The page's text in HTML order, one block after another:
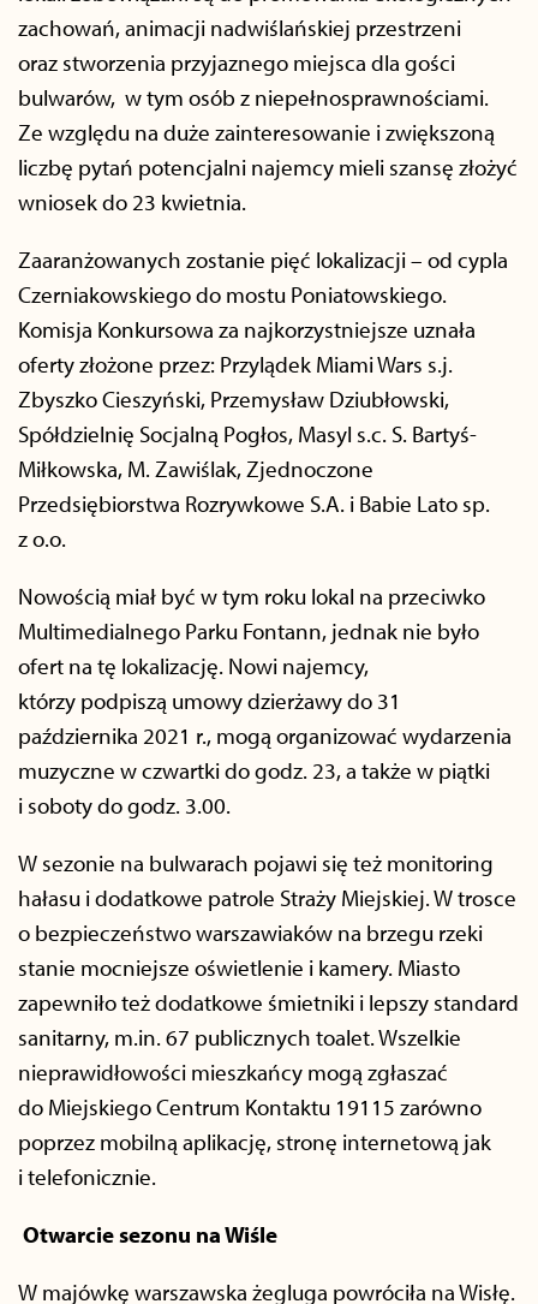
zachowań, animacji nadwiślańskiej przestrzeni
oraz stworzenia przyjaznego miejsca dla gości
bulwarów, w tym osób z niepełnosprawnościami.
Ze względu na duże zainteresowanie i zwiększoną
liczbę pytań potencjalni najemcy mieli szansę złożyć
wniosek do 23 kwietnia.
Zaaranżowanych zostanie pięć lokalizacji – od cypla
Czerniakowskiego do mostu Poniatowskiego.
Komisja Konkursowa za najkorzystniejsze uznała
oferty złożone przez: Przylądek Miami Wars s.j.
Zbyszko Cieszyński, Przemysław Dziubłowski,
Spółdzielnię Socjalną Pogłos, Masyl s.c. S. Bartyś-
Miłkowska, M. Zawiślak, Zjednoczone
Przedsiębiorstwa Rozrywkowe S.A. i Babie Lato sp.
z o.o.
Nowością miał być w tym roku lokal na przeciwko
Multimedialnego Parku Fontann, jednak nie było
ofert na tę lokalizację. Nowi najemcy,
którzy podpiszą umowy dzierżawy do 31
października 2021 r., mogą organizować wydarzenia
muzyczne w czwartki do godz. 23, a także w piątki
i soboty do godz. 3.00.
W sezonie na bulwarach pojawi się też monitoring
hałasu i dodatkowe patrole Straży Miejskiej. W trosce
o bezpieczeństwo warszawiaków na brzegu rzeki
stanie mocniejsze oświetlenie i kamery. Miasto
zapewniło też dodatkowe śmietniki i lepszy standard
sanitarny, m.in. 67 publicznych toalet. Wszelkie
nieprawidłowości mieszkańcy mogą zgłaszać
do Miejskiego Centrum Kontaktu 19115 zarówno
poprzez mobilną aplikację, stronę internetową jak
i telefonicznie.
Otwarcie sezonu na Wiśle
W majówkę warszawska żegluga powróciła na Wisłę.